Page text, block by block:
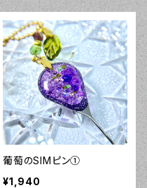
葡萄のSIMピン①
¥1,940